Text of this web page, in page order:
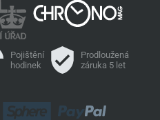
Pojištění
hodinek
Prodloužená
záruka 5 let